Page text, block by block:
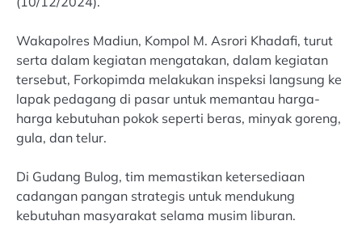
Wakapolres Madiun, Kompol M. Asrori Khadafi, turut
serta dalam kegiatan mengatakan, dalam kegiatan
tersebut, Forkopimda melakukan inspeksi langsung ke
lapak pedagang di pasar untuk memantau harga-
harga kebutuhan pokok seperti beras, minyak goreng,
gula, dan telur.
Di Gudang Bulog, tim memastikan ketersediaan
cadangan pangan strategis untuk mendukung
kebutuhan masyarakat selama musim liburan.